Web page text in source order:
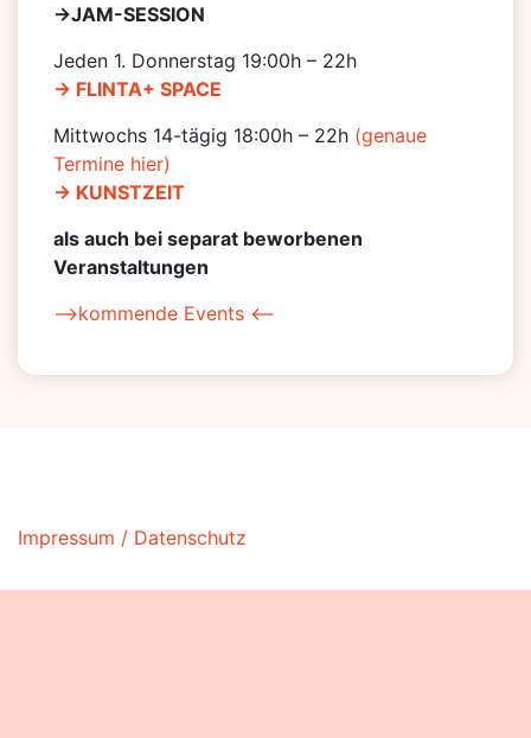
->JAM-SESSION
Jeden 1. Donnerstag 19:00h – 22h
-> FLINTA+ SPACE
Mittwochs 14-tägig 18:00h – 22h (genaue
Termine hier)
-> KUNSTZEIT
als auch bei separat beworbenen
Veranstaltungen
–>kommende Events <–
Impressum / Datenschutz